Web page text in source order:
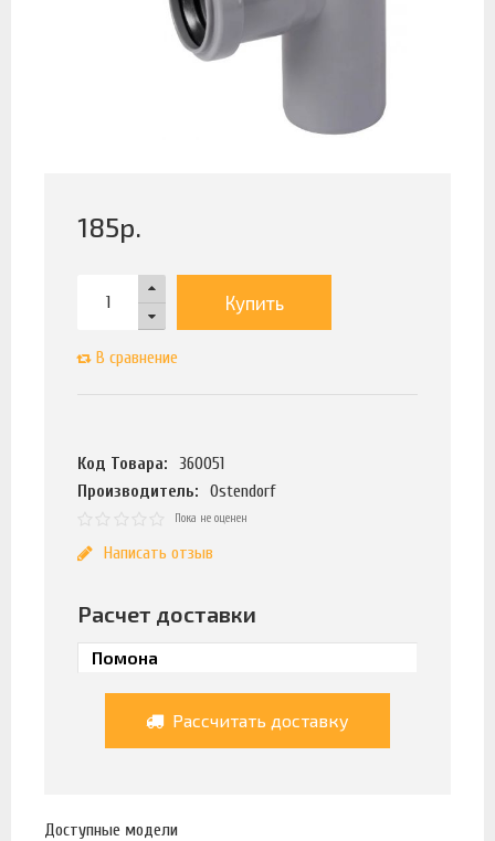
185р.
Купить
В сравнение
Код Товара:
360051
Производитель:
Ostendorf
Пока не оценен
Написать отзыв
Расчет доставки
Рассчитать доставку
Доступные модели